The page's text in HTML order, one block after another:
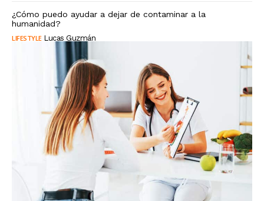
¿Cómo puedo ayudar a dejar de contaminar a la
humanidad?
LIFESTYLE Lucas Guzmán